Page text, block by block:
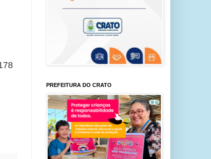
PREFEITURA DO CRATO